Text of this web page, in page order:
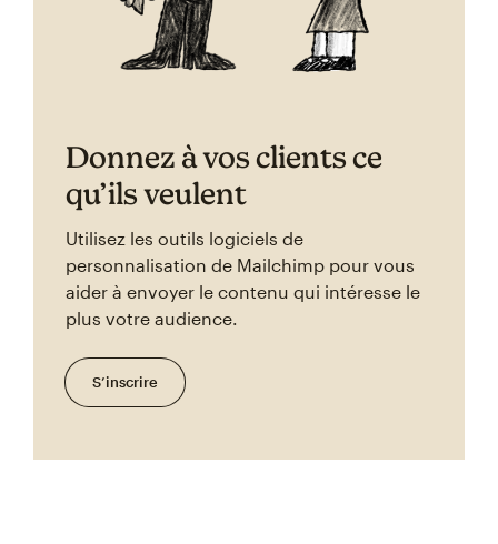
Donnez à vos clients ce
qu’ils veulent
Utilisez les outils logiciels de
personnalisation de Mailchimp pour vous
aider à envoyer le contenu qui intéresse le
plus votre audience.
S’inscrire